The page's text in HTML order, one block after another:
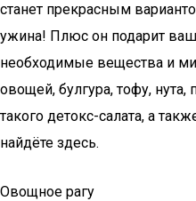
станет прекрасным
ужина! Плюс он подарит
необходимые вещества и
овощей, булгура, тофу,
такого детокс-салата, а
найдёте здесь.
Овощное рагу